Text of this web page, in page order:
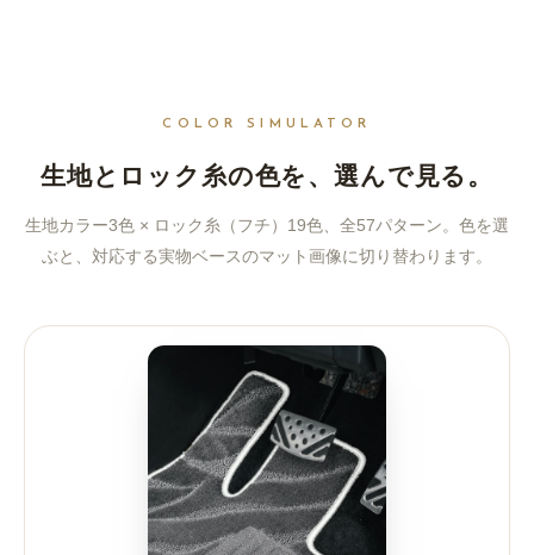
COLOR SIMULATOR
生地とロック糸の色を、選んで見る。
生地カラー3色 × ロック糸（フチ）19色、全57パターン。色を選
ぶと、対応する実物ベースのマット画像に切り替わります。